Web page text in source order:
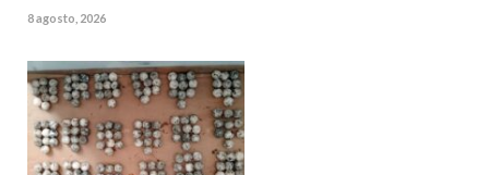
8 agosto, 2026